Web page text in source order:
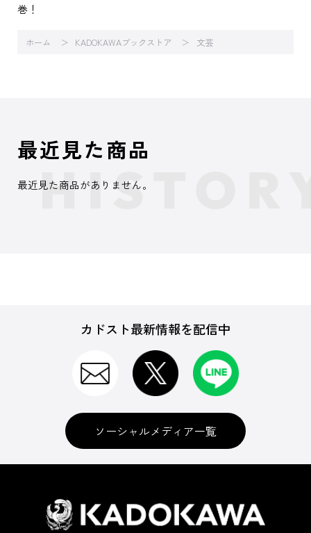
巻！
ホーム KADOKAWAブックストア 文芸
最近見た商品
最近見た商品がありません。
カドスト最新情報を配信中
ソーシャルメディア一覧